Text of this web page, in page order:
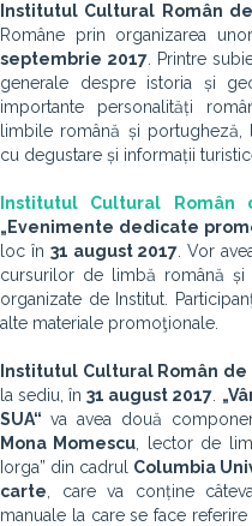
Institutul Cultural Român
Române prin organizarea
septembrie 2017 . Printre
generale despre istoria și
importante personalități
limbile română și
cu degustare și informații
Institutul Cultural Român
„Evenimente dedicate
loc în 31 august 2017 . Vor
cursurilor de limbă română și
organizate de Institut.
alte materiale promoţionale.
Institutul Cultural Român de
la sediu, în31 august 2017
SUA“ va avea două
Mona Momescu , lector de
Iorga” din cadrul Columbia
carte , care va conține
manuale la care se face